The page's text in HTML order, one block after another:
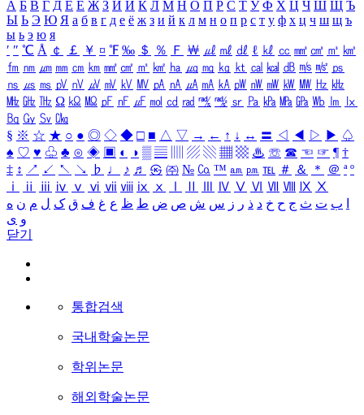
А Б В Г Д Е Ё Ж З И Й К Л М Н О П Р С Т У Ф Х Ц Ч Ш Щ Ъ
Ы Ь Э Ю Я а б в г д е ё ж з и й к л м н о п р с т у ф х ц ч ш щ ъ
ы ь э ю я
′ ″ ℃ Å ￠ ￡ ￥ ¤ ℉ ‰ ＄ ％ Ｆ ￦ ㎕ ㎖ ㎗ ℓ ㎘ ㏄ ㎣ ㎤ ㎥ ㎦
㎙ ㎚ ㎛ ㎜ ㎝ ㎞ ㎟ ㎠ ㎡ ㎢ ㏊ ㎍ ㎎ ㎏ ㏏ ㎈ ㎉ ㏈ ㎧ ㎨ ㎰
㎱ ㎲ ㎳ ㎴ ㎵ ㎶ ㎷ ㎸ ㎹ ㎀ ㎁ ㎂ ㎃ ㎄ ㎺ ㎻ ㎽ ㎾ ㎿ ㎐ ㎑
㎒ ㎓ ㎔ Ω ㏀ ㏁ ㎊ ㎋ ㎌ ㏖ ㏅ ㎭ ㎮ ㎯ ㏛ ㎩ ㎪ ㎫ ㎬ ㏝ ㏐
㏓
㏃ ㏉ ㏜ ㏆
§ ※ ☆ ★ ○ ● ◎ ◇ ◆ □ ■ △ ▽ → ← ↑ ↓ ↔ 〓 ◁ ◀ ▷ ▶ ♤
♠ ♡ ♥ ♧ ♣ ⊙ ◈ ▣ ◐ ◑ ▒ ▤ ▨ ▧ ▦ ▩ ♨ ☏ ☎ ☜ ☞ ¶ †
‡ ↕ ↗ ↙ ↖ ↘ ♭ ♩ ♪ ♬ ㉿ ㈜ № ㏇ ™ ㏂ ㏘ ℡ ＃ ＆ ＊ ＠ ª º
ⅰ
ⅱ ⅲ ⅳ ⅴ ⅵ ⅶ ⅷ ⅸ ⅹ Ⅳ Ⅴ Ⅵ Ⅶ Ⅷ Ⅸ Ⅹ
ب ت ث ج ح خ د ذ ر ز س ش ص ض ط ظ ع غ ف ق ک ل م ن ه
و ی
닫기
통합검색
국내학술논문
학위논문
해외학술논문